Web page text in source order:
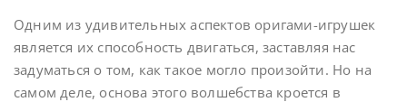
Одним из удивительных аспектов оригами-игрушек
является их способность двигаться, заставляя нас
задуматься о том, как такое могло произойти. Но на
самом деле, основа этого волшебства кроется в